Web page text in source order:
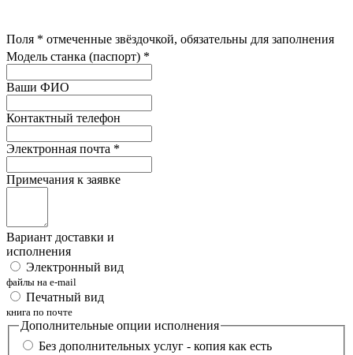
Поля * отмеченные звёздочкой, обязательны для заполнения
Модель станка (паспорт) *
Ваши ФИО
Контактный телефон
Электронная почта *
Примечания к заявке
Вариант доставки и
исполнения
Электронный вид
файлы на e-mail
Печатный вид
книга по почте
Дополнительные опции исполнения
Без дополнительных услуг - копия как есть